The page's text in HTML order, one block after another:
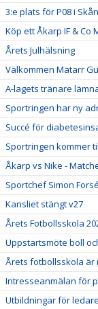
3:e plats för P08 i
Köp ett Åkarp IF & Co
Årets Julhälsning
Välkommen Matarr
A-lagets tränare
Sportringen har ny
Succé för
Sportringen kommer
Åkarp vs Nike -
Sportchef Simon
Kansliet stängt v27
Årets Fotbollsskola
Uppstartsmöte boll
Årets fotbollsskola är
Intresseanmälan för
Utbildningar för ledare